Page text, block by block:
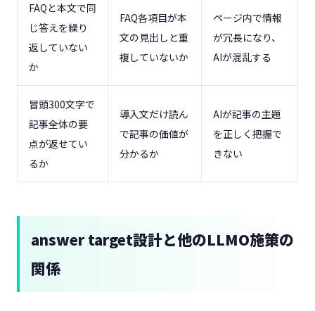
FAQと本文で同
じ答えを繰り
返していない
か
FAQ各項目が本
文の見出しと重
複していないか
ページ内で情報
が冗長になり、
AIが混乱する
冒頭300文字で
記事全体の要
点が返せてい
るか
導入文だけ読ん
で記事の価値が
分かるか
AIが記事の主題
を正しく把握で
きない
answer target設計と他のLLMO施策の
関係